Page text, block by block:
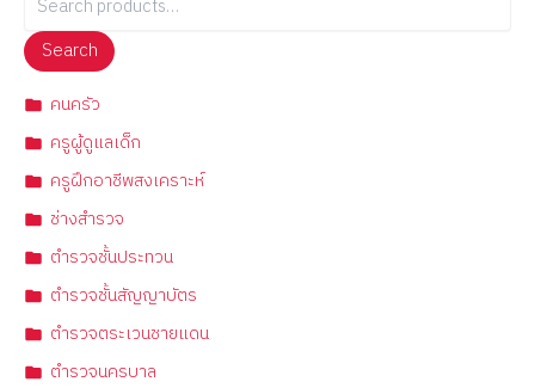
Search
คนครัว
ครูผู้ดูแลเด็ก
ครูฝึกอาชีพสงเคราะห์
ช่างสำรวจ
ตำรวจชั้นประทวน
ตำรวจชั้นสัญญาบัตร
ตำรวจตระเวนชายแดน
ตำรวจนครบาล